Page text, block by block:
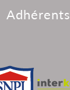
adhérents